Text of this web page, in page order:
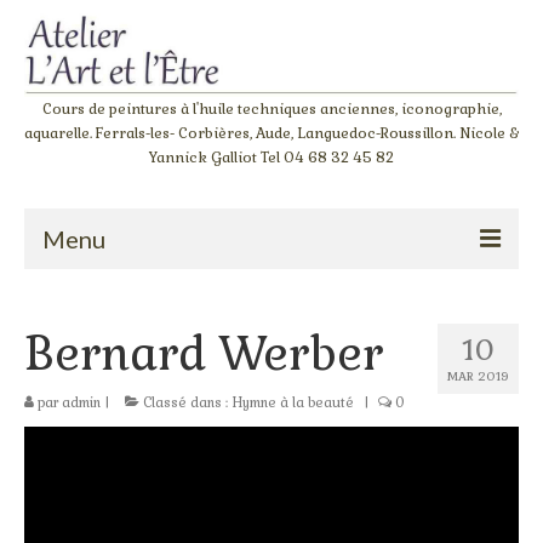
Cours de peintures à l'huile techniques anciennes, iconographie,
aquarelle. Ferrals-les- Corbières, Aude, Languedoc-Roussillon. Nicole &
Yannick Galliot Tel 04 68 32 45 82
Menu
Atelier de peinture à l’huile « Giotto »
L‘atelier de l’apprenti
10
MAR 2019
Bernard Werber
par admin | Classé dans : Hymne à la beauté | 0